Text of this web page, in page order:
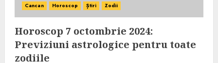
Cancan Horoscop Știri Zodii
Horoscop 7 octombrie 2024:
Previziuni astrologice pentru toate
zodiile